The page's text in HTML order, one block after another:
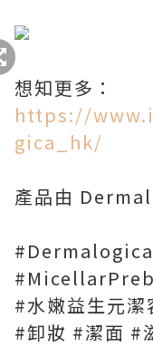
想知更多：
https://
gica_hk/
產品由
#水嫩益生元
#卸妝 #潔面 #